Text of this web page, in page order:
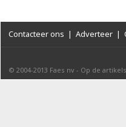
Contacteer ons | Adverteer |
© 2004-2013 Faes nv - Op de